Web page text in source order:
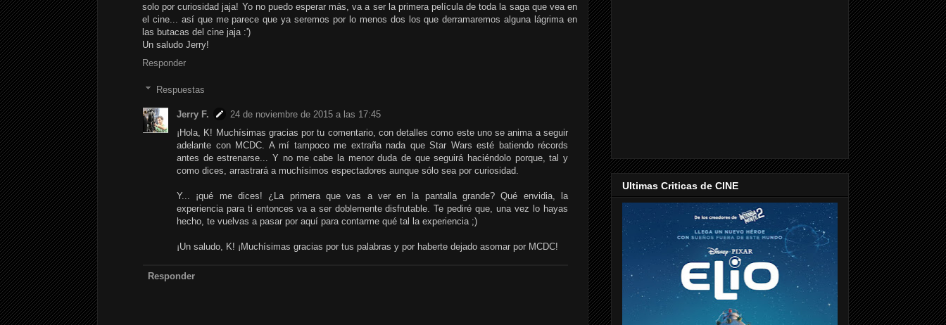
solo por curiosidad jaja! Yo no puedo esperar más, va a ser la primera película de toda la saga que vea en
el cine... así que me parece que ya seremos por lo menos dos los que derramaremos alguna lágrima en
las butacas del cine jaja :')
Un saludo Jerry!
Responder
Respuestas
Jerry F.
24 de noviembre de 2015 a las 17:45
¡Hola, K! Muchísimas gracias por tu comentario, con detalles como este uno se anima a seguir
adelante con MCDC. A mí tampoco me extraña nada que Star Wars esté batiendo récords
antes de estrenarse... Y no me cabe la menor duda de que seguirá haciéndolo porque, tal y
como dices, arrastrará a muchísimos espectadores aunque sólo sea por curiosidad.
Y... ¡qué me dices! ¿La primera que vas a ver en la pantalla grande? Qué envidia, la
experiencia para ti entonces va a ser doblemente disfrutable. Te pediré que, una vez lo hayas
hecho, te vuelvas a pasar por aquí para contarme qué tal la experiencia ;)
¡Un saludo, K! ¡Muchísimas gracias por tus palabras y por haberte dejado asomar por MCDC!
Responder
Ultimas Criticas de CINE